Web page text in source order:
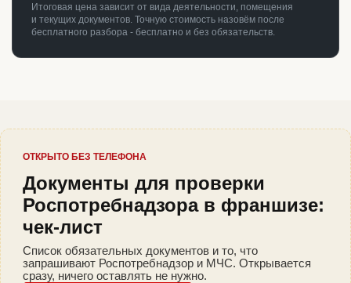
Итоговая цена зависит от вида деятельности, помещения
и текущих документов. Точную стоимость назовём после
бесплатного разбора - бесплатно и без обязательств.
ОТКРЫТО БЕЗ ТЕЛЕФОНА
Документы для проверки
Роспотребнадзора в франшизе:
чек-лист
Список обязательных документов и то, что
запрашивают Роспотребнадзор и МЧС. Открывается
сразу, ничего оставлять не нужно.